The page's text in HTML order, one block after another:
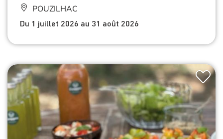
POUZILHAC
Du 1 juillet 2026 au 31 août 2026